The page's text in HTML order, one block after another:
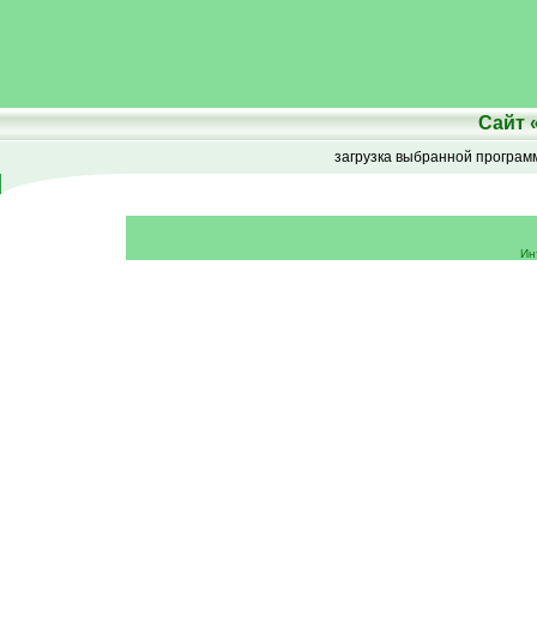
Сайт
загрузка выбранной